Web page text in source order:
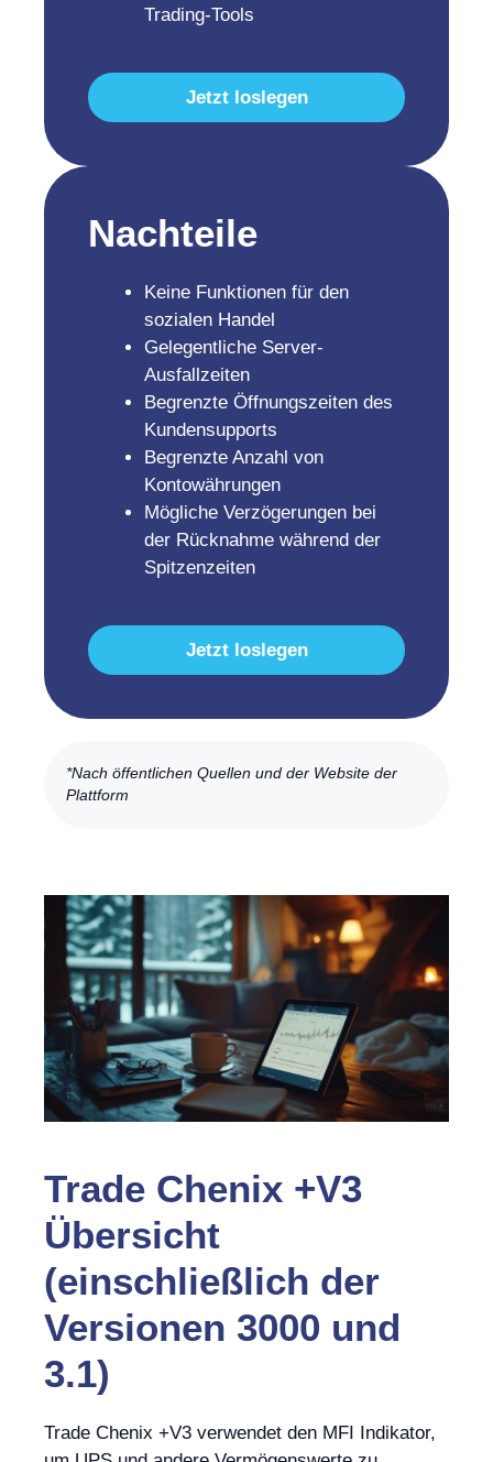
Trading-Tools
Jetzt loslegen
Nachteile
Keine Funktionen für den
sozialen Handel
Gelegentliche Server-
Ausfallzeiten
Begrenzte Öffnungszeiten des
Kundensupports
Begrenzte Anzahl von
Kontowährungen
Mögliche Verzögerungen bei
der Rücknahme während der
Spitzenzeiten
Jetzt loslegen
*Nach öffentlichen Quellen und der Website der
Plattform
Trade Chenix +V3
Übersicht
(einschließlich der
Versionen 3000 und
3.1)
Trade Chenix +V3 verwendet den MFI Indikator,